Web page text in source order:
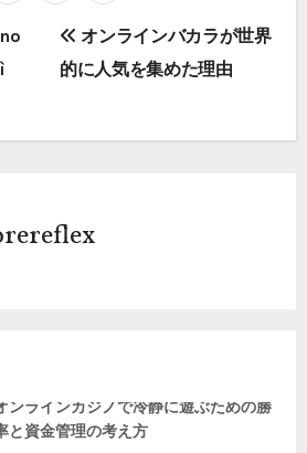
オンラインバカラが世界
的に人気を集めた理由
ンラインカジノで冷静に遊ぶための勝
と資金管理の考え方